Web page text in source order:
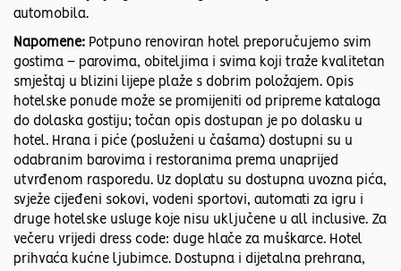
automobila.
Napomene: Potpuno renoviran hotel preporučujemo svim
gostima – parovima, obiteljima i svima koji traže kvalitetan
smještaj u blizini lijepe plaže s dobrim položajem. Opis
hotelske ponude može se promijeniti od pripreme kataloga
do dolaska gostiju; točan opis dostupan je po dolasku u
hotel. Hrana i piće (posluženi u čašama) dostupni su u
odabranim barovima i restoranima prema unaprijed
utvrđenom rasporedu. Uz doplatu su dostupna uvozna pića,
svježe cijeđeni sokovi, vodeni sportovi, automati za igru i
druge hotelske usluge koje nisu uključene u all inclusive. Za
večeru vrijedi dress code: duge hlače za muškarce. Hotel
prihvaća kućne ljubimce. Dostupna i dijetalna prehrana,